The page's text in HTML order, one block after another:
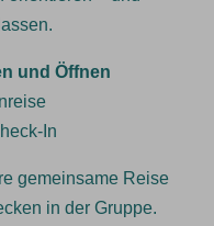
und Öffnen
In
gemeinsame Reise
in der Gruppe.